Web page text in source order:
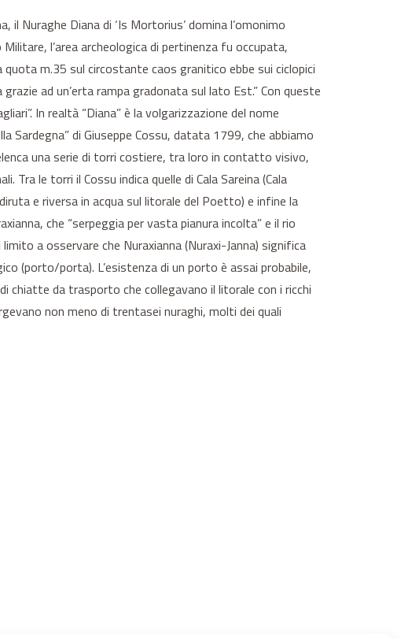
il Nuraghe Diana di ‘Is Mortorius’ domina l’omonimo
l’area archeologica di pertinenza fu occupata,
quota m.35 sul circostante caos granitico ebbe sui ciclopici
ad un’erta rampa gradonata sul lato Est.” Con queste
In realtà “Diana” è la volgarizzazione del nome
Sardegna” di Giuseppe Cossu, datata 1799, che abbiamo
una serie di torri costiere, tra loro in contatto visivo,
le torri il Cossu indica quelle di Cala Sareina (Cala
e riversa in acqua sul litorale del Poetto) e infine la
che “serpeggia per vasta pianura incolta” e il rio
a osservare che Nuraxianna (Nuraxi-Janna) significa
(porto/porta). L’esistenza di un porto è assai probabile,
chiatte da trasporto che collegavano il litorale con i ricchi
non meno di trentasei nuraghi, molti dei quali